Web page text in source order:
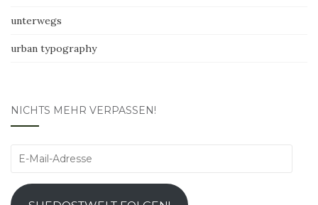
unterwegs
urban typography
NICHTS MEHR VERPASSEN!
E-
Adresse